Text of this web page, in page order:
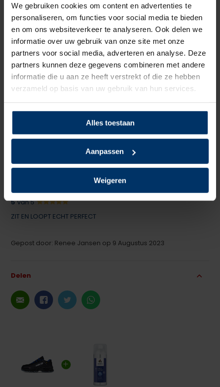
We gebruiken cookies om content en advertenties te
personaliseren, om functies voor social media te bieden
en om ons websiteverkeer te analyseren. Ook delen we
informatie over uw gebruik van onze site met onze
partners voor social media, adverteren en analyse. Deze
partners kunnen deze gegevens combineren met andere
informatie die u aan ze heeft verstrekt of die ze hebben
verzameld op basis van uw gebruik van hun services.
Alles toestaan
Aanpassen
Weigeren
Schrijf je eigen review
1 van 5
Schoenen van €20 zijn van betere kwaliteit.
Gepost door: Linas op 13 Maart 2026
Zit als gegoten! Dankzij de aanmeet service tot dit model
gekomen. Nooit gedacht dat veiligheidsschoenen zo lekker
Gepost door: Victor op 21 Augustus 2024
5 van 5
ZIT EN LOOPT ECHT PERFECT
Gepost door: Renee Jansen op 9 Augustus 2023
Delen